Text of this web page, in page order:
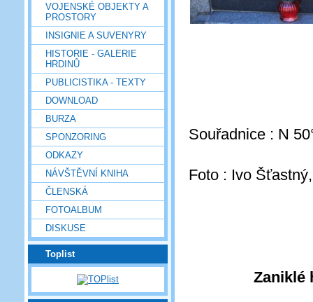
VOJENSKÉ OBJEKTY A
PROSTORY
INSIGNIE A SUVENYRY
HISTORIE - GALERIE
HRDINŮ
PUBLICISTIKA - TEXTY
DOWNLOAD
BURZA
SPONZORING
ODKAZY
NÁVŠTĚVNÍ KNIHA
ČLENSKÁ
FOTOALBUM
DISKUSE
Toplist
Souřadnice : N
Foto : Ivo
Zaniklé